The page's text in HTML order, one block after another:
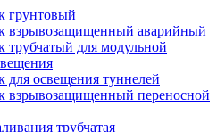
грунтовый
взрывозащищенный аварийный
трубчатый для модульной
для освещения туннелей
взрывозащищенный переносной
трубчатая